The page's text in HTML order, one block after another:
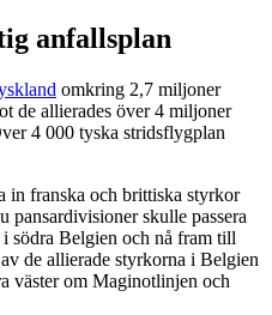
anfallsplan
omkring 2,7 miljoner
de allierades över 4 miljoner
4 000 tyska stridsflygplan
in franska och brittiska styrkor
pansardivisioner skulle passera
södra Belgien och nå fram till
de allierade styrkorna i Belgien
väster om Maginotlinjen och